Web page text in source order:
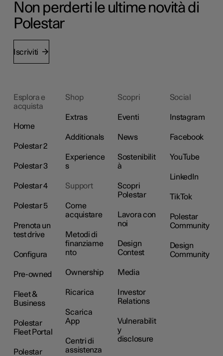
Non perderti le ultime novità di
Polestar
Iscriviti
Esplora e
acquista
Home
Polestar 2
Polestar 3
Polestar 4
Polestar 5
Prenota un
test drive
Configura
Pre-owned
Fleet &
Business
Polestar
Fleet Portal
Polestar
Shop
Extras
Additionals
Experience
s
Support
Come
acquistare
Metodi di
finanziame
nto
Ownership
Ricarica
Scarica
App
Centri di
assistenza
Scopri
Eventi
News
Sostenibilit
à
Scopri
Polestar
Lavora con
noi
Design
Contest
Media
Investor
Relations
Vulnerabilit
y
disclosure
Social
Instagram
Facebook
YouTube
LinkedIn
TikTok
Polestar
Community
Design
Community